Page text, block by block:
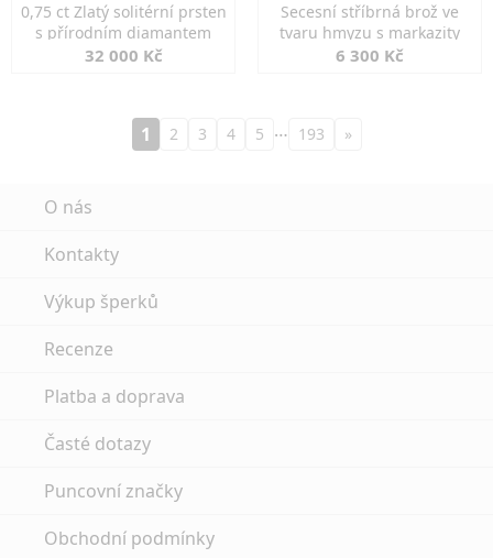
0,75 ct Zlatý solitérní prsten
s přírodním diamantem
32 000 Kč
Secesní stříbrná brož ve
tvaru hmyzu s markazity
6 300 Kč
1 2 3 4 5 … 193 »
O nás
Kontakty
Výkup šperků
Recenze
Platba a doprava
Časté dotazy
Puncovní značky
Obchodní podmínky